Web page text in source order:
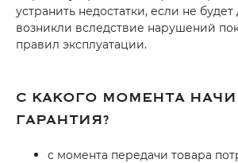
устранить недостатки, если не будет
возникли вследствие нарушений
правил эксплуатации.
С КАКОГО МОМЕНТА
ГАРАНТИЯ?
с момента передачи товара
Сегодня